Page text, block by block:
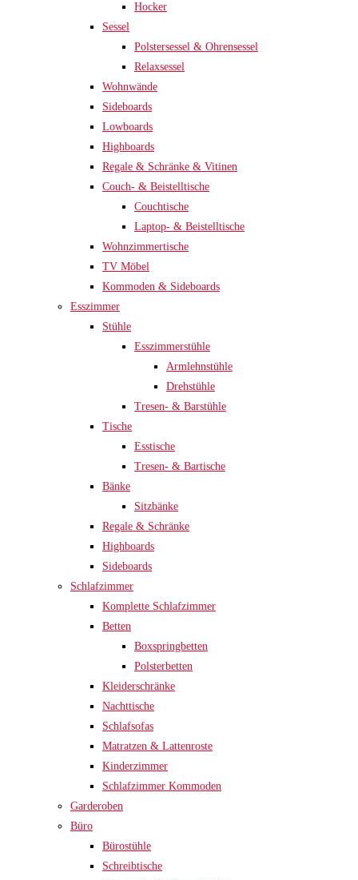
Hocker
Sessel
Polstersessel & Ohrensessel
Relaxsessel
Wohnwände
Sideboards
Lowboards
Highboards
Regale & Schränke & Vitinen
Couch- & Beistelltische
Couchtische
Laptop- & Beistelltische
Wohnzimmertische
TV Möbel
Kommoden & Sideboards
Esszimmer
Stühle
Esszimmerstühle
Armlehnstühle
Drehstühle
Tresen- & Barstühle
Tische
Esstische
Tresen- & Bartische
Bänke
Sitzbänke
Regale & Schränke
Highboards
Sideboards
Schlafzimmer
Komplette Schlafzimmer
Betten
Boxspringbetten
Polsterbetten
Kleiderschränke
Nachttische
Schlafsofas
Matratzen & Lattenroste
Kinderzimmer
Schlafzimmer Kommoden
Garderoben
Büro
Bürostühle
Schreibtische